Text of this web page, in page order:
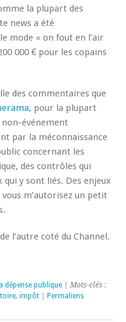
la plupart des
news a été
mode « on fout en l’air
000 € pour les copains
des commentaires que
, pour la plupart
non-événement
par la méconnaissance
concernant les
des contrôles qui
qui y sont liés. Des enjeux
m’autorisez un petit
l’autre coté du Channel.
dépense publique | Mots-clés :
, impôt Permaliens